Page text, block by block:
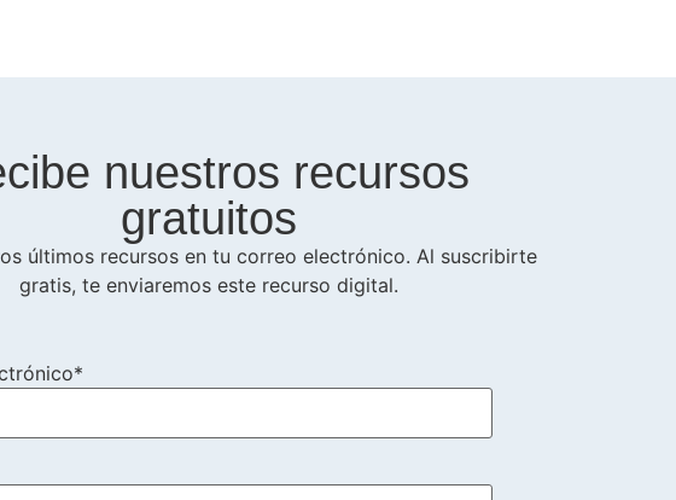
nuestros recursos
gratuitos
últimos recursos en tu correo electrónico. Al suscribirte
gratis, te enviaremos este recurso digital.